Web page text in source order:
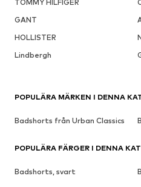
TOMMY HILFIGER
GANT
HOLLISTER
Lindbergh
POPULÄRA MÄRKEN I DENNA
Badshorts från Urban Classics
POPULÄRA FÄRGER I DENNA
Badshorts, svart